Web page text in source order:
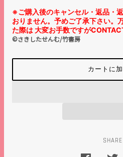
※ご購入後のキャンセル・返品・
おりません。予めご了承下さい。
た際は 大変お手数ですが
©さきしたせんむ/竹書房
カートに
SHARE